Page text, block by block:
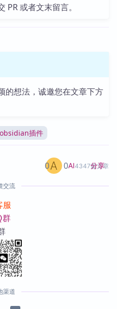
PR 或者文末留言。
的想法，诚邀您在文章下方
obsidian插件
AI4347篇文章
0 0 分享
交流
服
群
渠道